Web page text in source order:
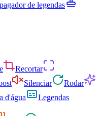
de legendas
Recortar
Silenciar
Rodar
d'água
Legendas